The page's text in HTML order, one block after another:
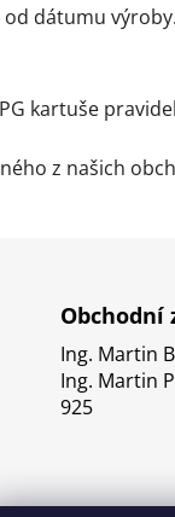
dátumu výroby.
PG kartuše
z našich
Obchodní
Ing. Martin
Ing. Martin
925